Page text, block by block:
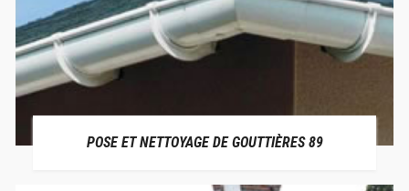
POSE ET NETTOYAGE DE GOUTTIÈRES 89